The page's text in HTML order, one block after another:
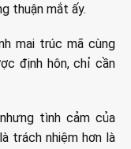
thuận mắt ấy.
mai trúc mã cùng
định hôn, chỉ cần
tình cảm của
trách nhiệm hơn là